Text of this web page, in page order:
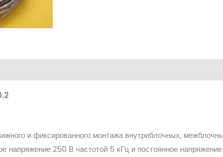
и фиксированного монтажа внутриблочных,
напряжение 250 В частотой 5 кГц и постоянное